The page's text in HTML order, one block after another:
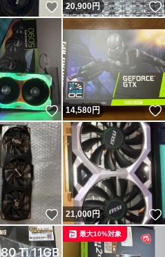
いいね！
20,900円
いいね！
14,580円
いいね！
21,000円
最大10%対象